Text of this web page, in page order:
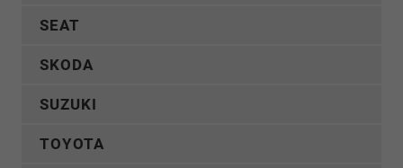
SEAT
SKODA
SUZUKI
TOYOTA